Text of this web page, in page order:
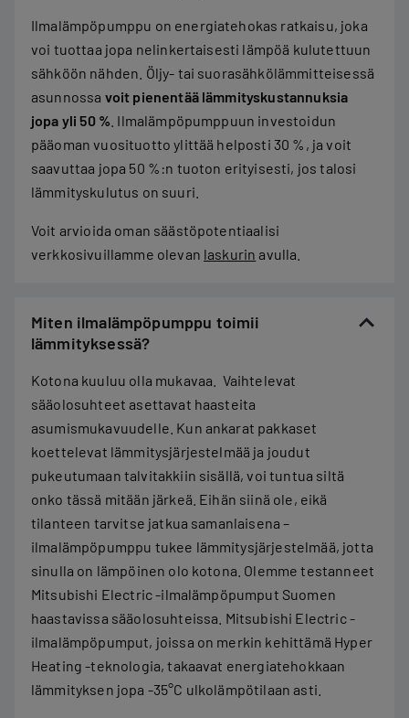
Ilmalämpöpumppu on energiatehokas ratkaisu, joka
voi tuottaa jopa nelinkertaisesti lämpöä kulutettuun
sähköön nähden. Öljy- tai suorasähkölämmitteisessä
asunnossa voit pienentää lämmityskustannuksia
jopa yli 50 % . Ilmalämpöpumppuun investoidun
pääoman vuosituotto ylittää helposti 30 %, ja voit
saavuttaa jopa 50 %:n tuoton erityisesti, jos talosi
lämmityskulutus on suuri.
Voit arvioida oman säästöpotentiaalisi
verkkosivuillamme olevan laskurin avulla.
Miten ilmalämpöpumppu toimii
lämmityksessä?
Kotona kuuluu olla mukavaa. Vaihtelevat
sääolosuhteet asettavat haasteita
asumismukavuudelle. Kun ankarat pakkaset
koettelevat lämmitysjärjestelmää ja joudut
pukeutumaan talvitakkiin sisällä, voi tuntua siltä
onko tässä mitään järkeä. Eihän siinä ole, eikä
tilanteen tarvitse jatkua samanlaisena –
ilmalämpöpumppu tukee lämmitysjärjestelmää, jotta
sinulla on lämpöinen olo kotona. Olemme testanneet
Mitsubishi Electric -ilmalämpöpumput Suomen
haastavissa sääolosuhteissa. Mitsubishi Electric -
ilmalämpöpumput, joissa on merkin kehittämä Hyper
Heating -teknologia, takaavat energiatehokkaan
lämmityksen jopa -35°C ulkolämpötilaan asti.